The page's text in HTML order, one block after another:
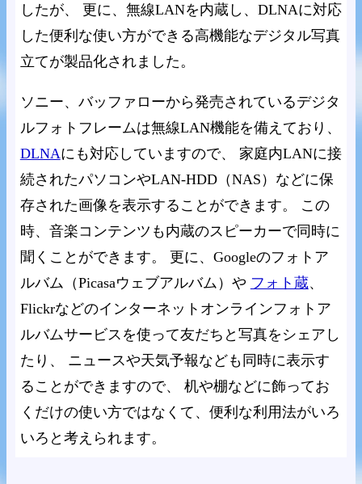
したが、 更に、無線LANを内蔵し、DLNAに対応
した便利な使い方ができる高機能なデジタル写真
立てが製品化されました。
ソニー、バッファローから発売されているデジタ
ルフォトフレームは無線LAN機能を備えており、
DLNAにも対応していますので、 家庭内LANに接
続されたパソコンやLAN-HDD（NAS）などに保
存された画像を表示することができます。 この
時、音楽コンテンツも内蔵のスピーカーで同時に
聞くことができます。 更に、Googleのフォトア
ルバム（Picasaウェブアルバム）や フォト蔵、
Flickrなどのインターネットオンラインフォトア
ルバムサービスを使って友だちと写真をシェアし
たり、 ニュースや天気予報なども同時に表示す
ることができますので、 机や棚などに飾ってお
くだけの使い方ではなくて、便利な利用法がいろ
いろと考えられます。